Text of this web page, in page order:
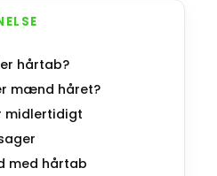
hårtab?
mænd håret?
midlertidigt
med hårtab